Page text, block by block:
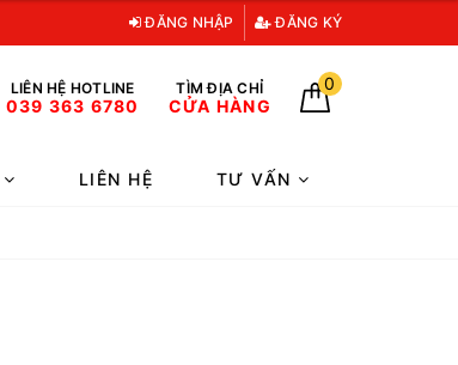
ĐĂNG NHẬP ĐĂNG KÝ
LIÊN HỆ HOTLINE
039 363 6780
TÌM ĐỊA CHỈ
CỬA HÀNG
0
LIÊN HỆ TƯ VẤN